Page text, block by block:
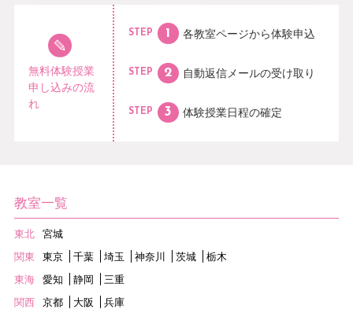
無料体験授業
申し込みの流
れ
STEP 各教室ページから体験申込
STEP 自動返信メールの受け取り
STEP 体験授業日程の確定
教室一覧
東北
宮城
関東
東京 千葉 埼玉 神奈川 茨城
栃木
東海
愛知 静岡
三重
関西
京都 大阪
兵庫